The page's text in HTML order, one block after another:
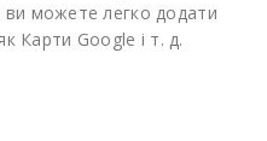
ви можете легко додати
як Карти Google і т. д.